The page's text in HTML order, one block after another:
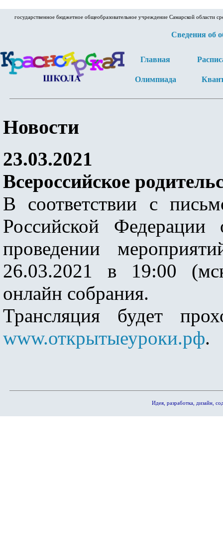
государственное бюджетное общеобразовательное учреждение Самарской области
Сведения об
Главная
Олимпиада
Новости
23.03.2021
Всероссийское
В соответствии с
Российской
проведении
26.03.2021 в 19:00
онлайн собрания.
Трансляция будет
www.открытыеуроки.рф.
Идея, разработка, дизайн,